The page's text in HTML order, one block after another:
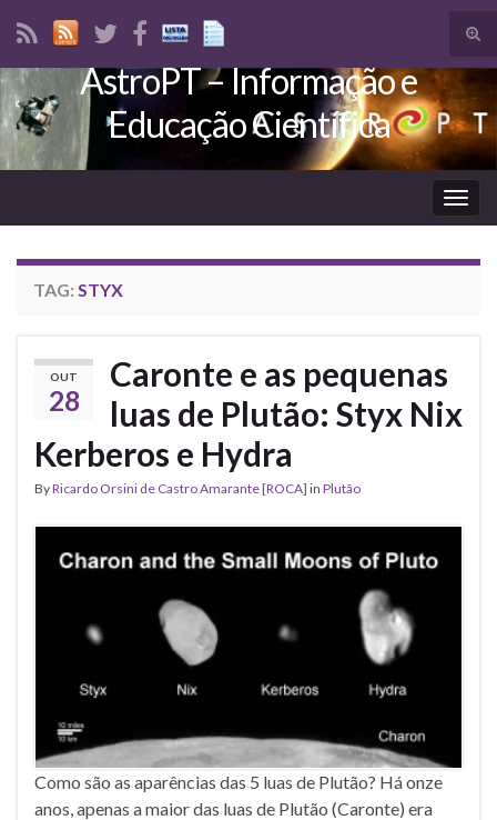
Search for:
AstroPT – Informação e
Educação Científica
TAG: STYX
OUT
28
Caronte e as pequenas
luas de Plutão: Styx Nix
Kerberos e Hydra
ByRicardo Orsini de Castro Amarante [ROCA] in Plutão
Como são as aparências das 5 luas de Plutão? Há onze
anos, apenas a maior das luas de Plutão (Caronte) era